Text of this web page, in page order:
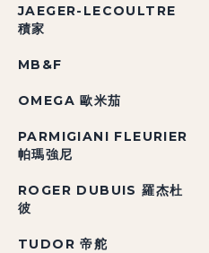
JAEGER-LECOULTRE
積家
MB&F
OMEGA 歐米茄
PARMIGIANI FLEURIER
帕瑪強尼
ROGER DUBUIS 羅杰杜
彼
TUDOR 帝舵